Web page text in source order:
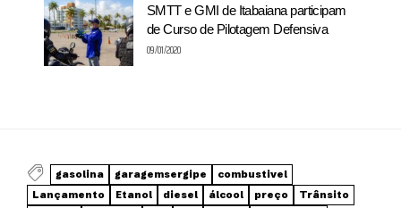
SMTT e GMI de Itabaiana participam
de Curso de Pilotagem Defensiva
09/01/2020
gasolina garagemsergipe
combustivel
Lançamento
Etanol diesel álcool preço
Trânsito